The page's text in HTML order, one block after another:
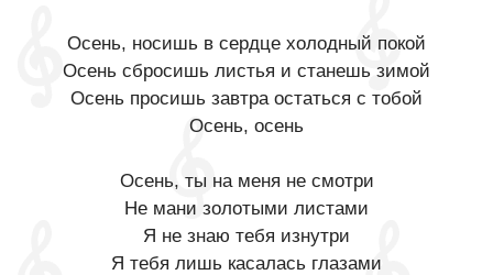
Осень, носишь в сердце холодный покой
Осень сбросишь листья и станешь зимой
Осень просишь завтра остаться с тобой
Осень, осень
Осень, ты на меня не смотри
Не мани золотыми листами
Я не знаю тебя изнутри
Я тебя лишь касалась глазами